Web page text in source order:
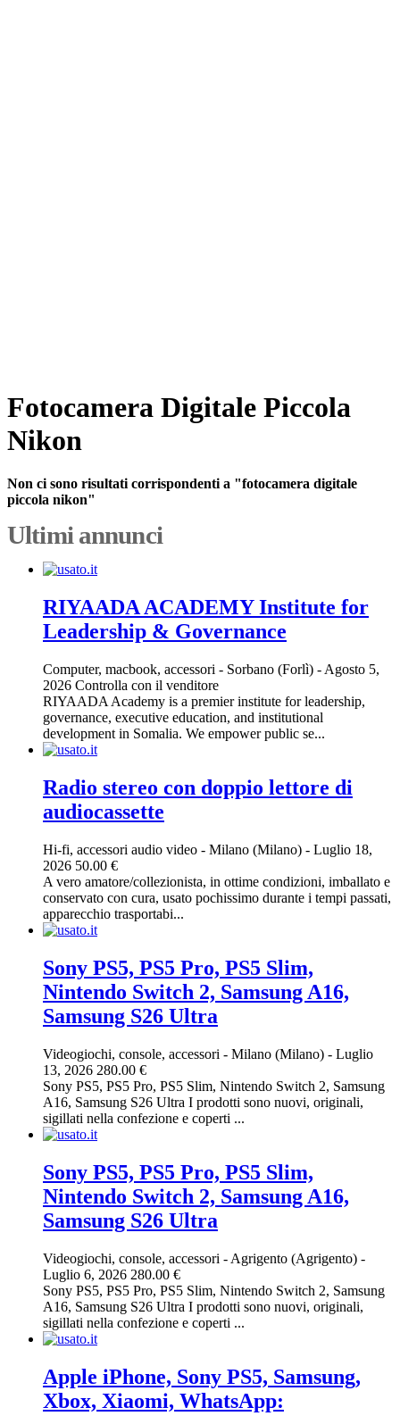
Fotocamera Digitale Piccola
Nikon
Non ci sono risultati corrispondenti a "fotocamera digitale
piccola nikon"
Ultimi annunci
RIYAADA ACADEMY Institute for
Leadership & Governance
Computer, macbook, accessori - Sorbano (Forlì) - Agosto 5,
2026 Controlla con il venditore
RIYAADA Academy is a premier institute for leadership,
governance, executive education, and institutional
development in Somalia. We empower public se...
Radio stereo con doppio lettore di
audiocassette
Hi-fi, accessori audio video - Milano (Milano) - Luglio 18,
2026 50.00 €
A vero amatore/collezionista, in ottime condizioni, imballato e
conservato con cura, usato pochissimo durante i tempi passati,
apparecchio trasportabi...
Sony PS5, PS5 Pro, PS5 Slim,
Nintendo Switch 2, Samsung A16,
Samsung S26 Ultra
Videogiochi, console, accessori - Milano (Milano) - Luglio
13, 2026 280.00 €
Sony PS5, PS5 Pro, PS5 Slim, Nintendo Switch 2, Samsung
A16, Samsung S26 Ultra I prodotti sono nuovi, originali,
sigillati nella confezione e coperti ...
Sony PS5, PS5 Pro, PS5 Slim,
Nintendo Switch 2, Samsung A16,
Samsung S26 Ultra
Videogiochi, console, accessori - Agrigento (Agrigento) -
Luglio 6, 2026 280.00 €
Sony PS5, PS5 Pro, PS5 Slim, Nintendo Switch 2, Samsung
A16, Samsung S26 Ultra I prodotti sono nuovi, originali,
sigillati nella confezione e coperti ...
Apple iPhone, Sony PS5, Samsung,
Xbox, Xiaomi, WhatsApp: